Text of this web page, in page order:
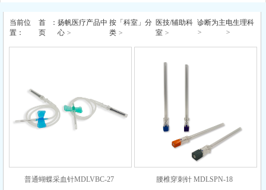
当前位
置：
首
页
： 扬帆医疗产品中
心 >
按「科室」分
类 >
医技/辅助科
室 >
诊断为主
>
电生理科
>
普通蝴蝶采血针MDLVBC-27 腰椎穿刺针 MDLSPN-18